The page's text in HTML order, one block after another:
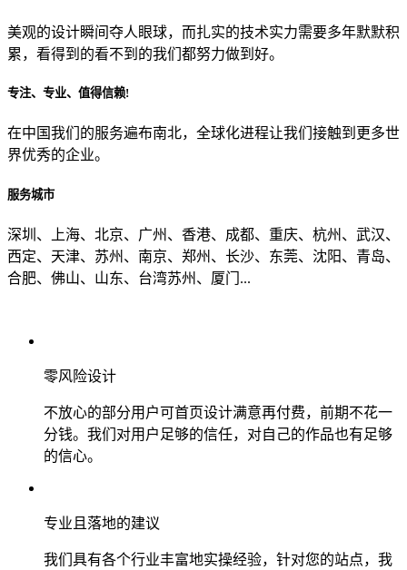
目前主要的营销渠道是？
美观的设计瞬间夺人眼球，而扎实的技术实力需要多年默默积
累，看得到的看不到的我们都努力做到好。
专注、专业、值得信赖!
在中国我们的服务遍布南北，全球化进程让我们接触到更多世
界优秀的企业。
服务城市
深圳、上海、北京、广州、香港、成都、重庆、杭州、武汉、
西定、天津、苏州、南京、郑州、长沙、东莞、沈阳、青岛、
合肥、佛山、山东、台湾苏州、厦门...
零风险设计
不放心的部分用户可首页设计满意再付费，前期不花一
分钱。我们对用户足够的信任，对自己的作品也有足够
的信心。
专业且落地的建议
我们具有各个行业丰富地实操经验，针对您的站点，我